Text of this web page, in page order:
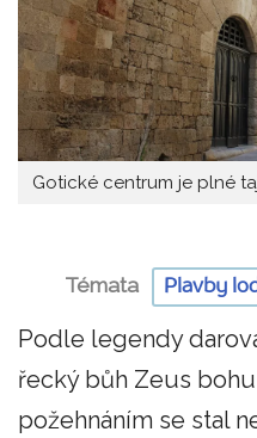
Gotické centrum je plné
Témata Plavby
Podle legendy
řecký bůh Zeus
požehnáním se stal